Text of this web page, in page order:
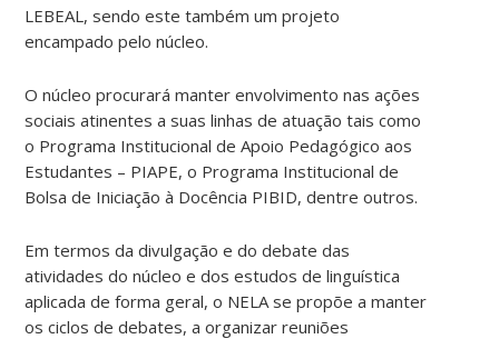
LEBEAL, sendo este também um projeto
encampado pelo núcleo.
O núcleo procurará manter envolvimento nas ações
sociais atinentes a suas linhas de atuação tais como
o Programa Institucional de Apoio Pedagógico aos
Estudantes – PIAPE, o Programa Institucional de
Bolsa de Iniciação à Docência PIBID, dentre outros.
Em termos da divulgação e do debate das
atividades do núcleo e dos estudos de linguística
aplicada de forma geral, o NELA se propõe a manter
os ciclos de debates, a organizar reuniões